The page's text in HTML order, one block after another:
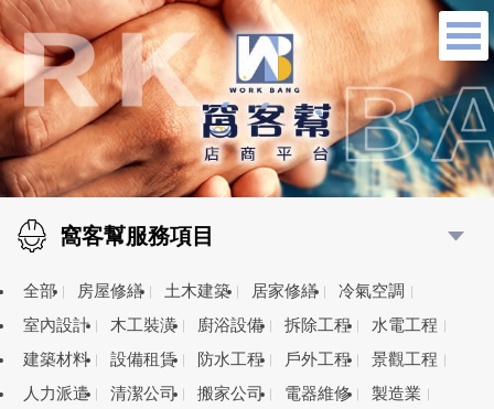
窩客幫服務項目
全部 房屋修繕 土木建築 居家修繕
冷氣空調
室內設計
木工裝潢 廚浴設備 拆除工程
水電工程
建築材料
設備租賃 防水工程 戶外工程
景觀工程
人力派遣
清潔公司 搬家公司 電器維修
製造業